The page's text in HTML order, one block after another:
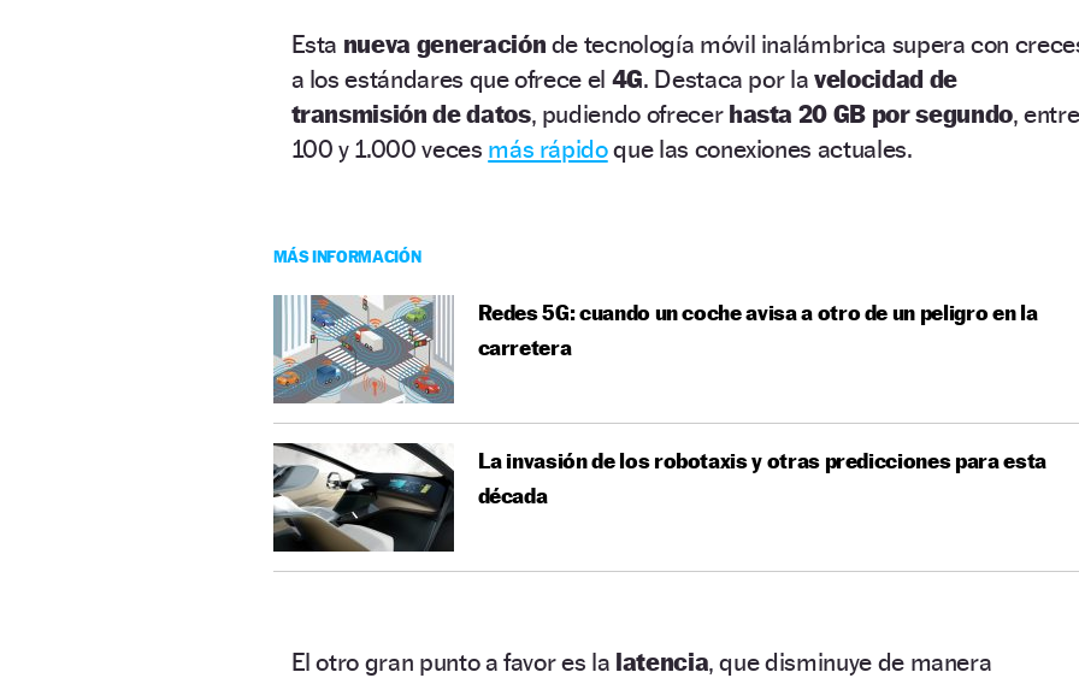
Esta nueva generación de tecnología móvil inalámbrica supera con
a los estándares que ofrece el 4G. Destaca por la velocidad de
transmisión de datos, pudiendo ofrecer hasta 20 GB por segundo, entre
100 y 1.000 veces más rápidoque las conexiones actuales.
MÁS INFORMACIÓN
Redes 5G: cuando un coche avisa a otro de un peligro en la
carretera
La invasión de los robotaxis y otras predicciones para esta
década
El otro gran punto a favor es la latencia, que disminuye de manera